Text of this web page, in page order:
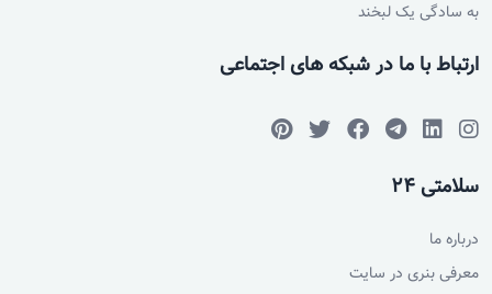
به سادگی یک لبخند
ارتباط با ما در شبکه های اجتماعی
سلامتی 24
درباره ما
معرفی بنری در سایت